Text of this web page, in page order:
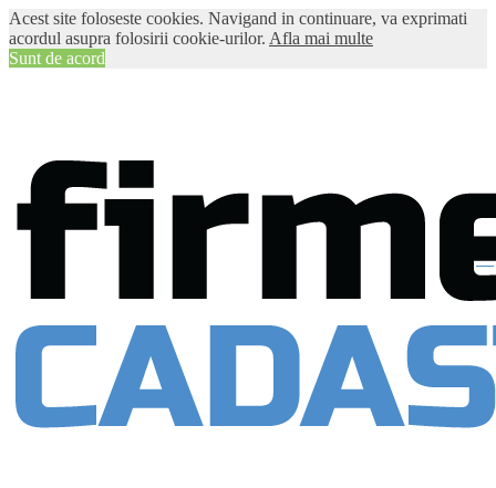
Acest site foloseste cookies. Navigand in continuare, va exprimati
acordul asupra folosirii cookie-urilor. Afla mai multe
Sunt de acord